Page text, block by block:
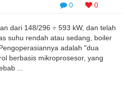
0 0
dari 148/296 ÷ 593 kW, dan telah
suhu rendah atau sedang, boiler
adalah "dua
berbasis mikroprosesor, yang
...